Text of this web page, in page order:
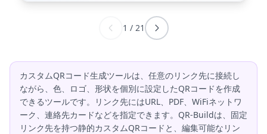
1 / 21
カスタムQRコード生成ツールは、任意のリンク先に接続し
ながら、色、ロゴ、形状を個別に設定したQRコードを作成
できるツールです。リンク先にはURL、PDF、WiFiネットワ
ーク、連絡先カードなどを指定できます。QR-Buildは、固定
リンク先を持つ静的カスタムQRコードと、編集可能なリン